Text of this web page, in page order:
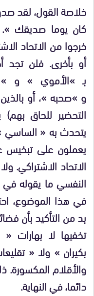
خلاصة القول، لقد
كان يوما صديقك
خرجوا من الاتحاد
أو بأخرى. فلن تجد
بـ »الأموي » و
و »صحبه »، أو
التحضير للحاق
يتحدث به « الساسي »
يعملون على
الاتحاد الاشتراكي.
النفسي ما يقوله
في هذا الموضوع،
بد من التأكيد بأن
تخفيها لا بهارات
بكيران » ولا «
والأقلام المكسورة.
دائما، في النهاية.